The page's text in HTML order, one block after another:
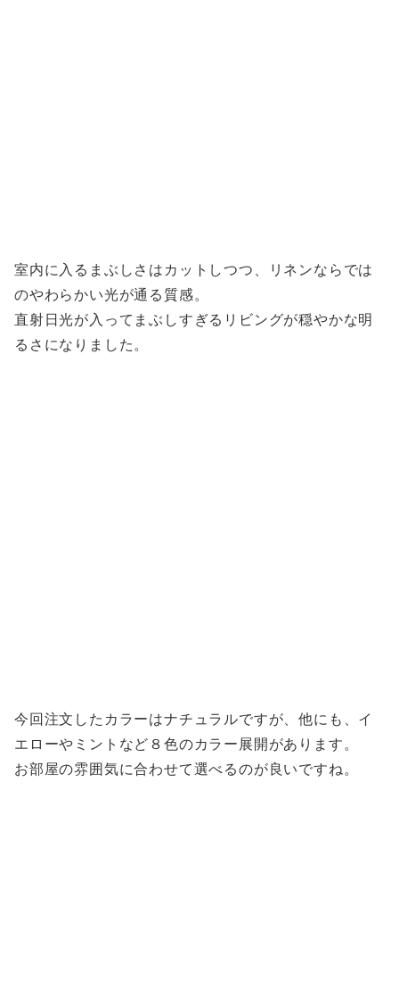
室内に入るまぶしさはカットしつつ、リネンならでは
のやわらかい光が通る質感。
直射日光が入ってまぶしすぎるリビングが穏やかな明
るさになりました。
今回注文したカラーはナチュラルですが、他にも、イ
エローやミントなど８色のカラー展開があります。
お部屋の雰囲気に合わせて選べるのが良いですね。